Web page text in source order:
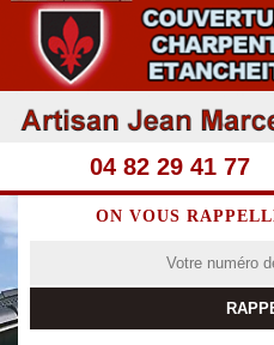
04 82 29 41 77
ON VOUS